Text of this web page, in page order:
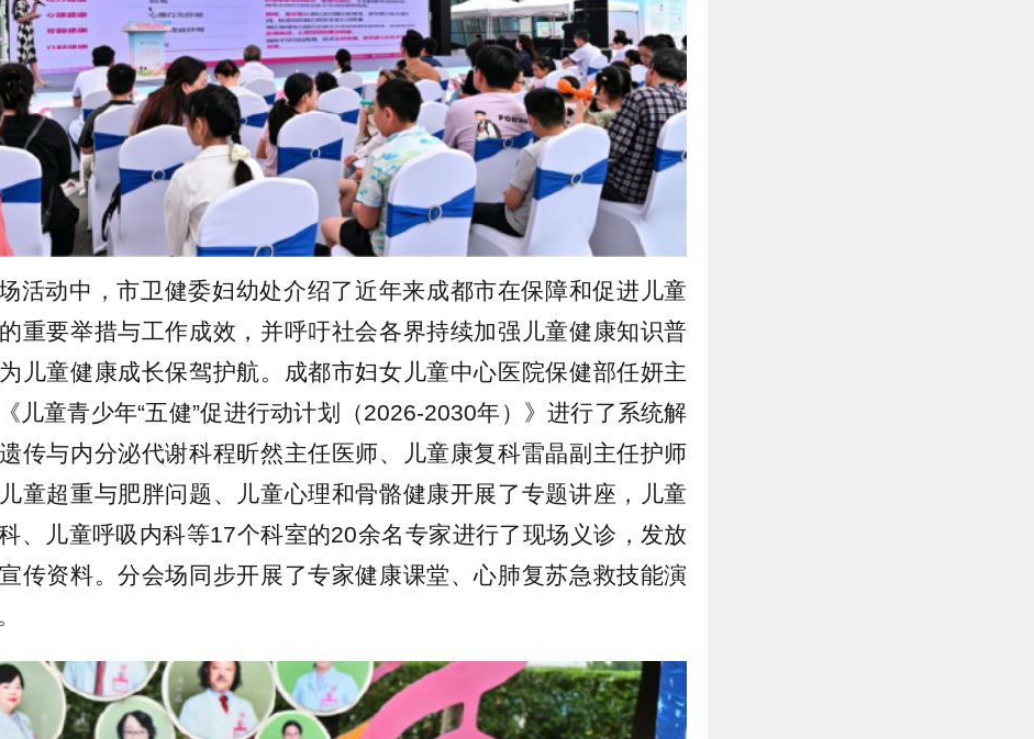
活动中，市卫健委妇幼处介绍了近年来成都市在保障和促进儿童
重要举措与工作成效，并呼吁社会各界持续加强儿童健康知识普
儿童健康成长保驾护航。成都市妇女儿童中心医院保健部任妍主
儿童青少年“五健”促进行动计划（2026-2030年）》进行了系统解
传与内分泌代谢科程昕然主任医师、儿童康复科雷晶副主任护师
童超重与肥胖问题、儿童心理和骨骼健康开展了专题讲座，儿童
、儿童呼吸内科等17个科室的20余名专家进行了现场义诊，发放
传资料。分会场同步开展了专家健康课堂、心肺复苏急救技能演